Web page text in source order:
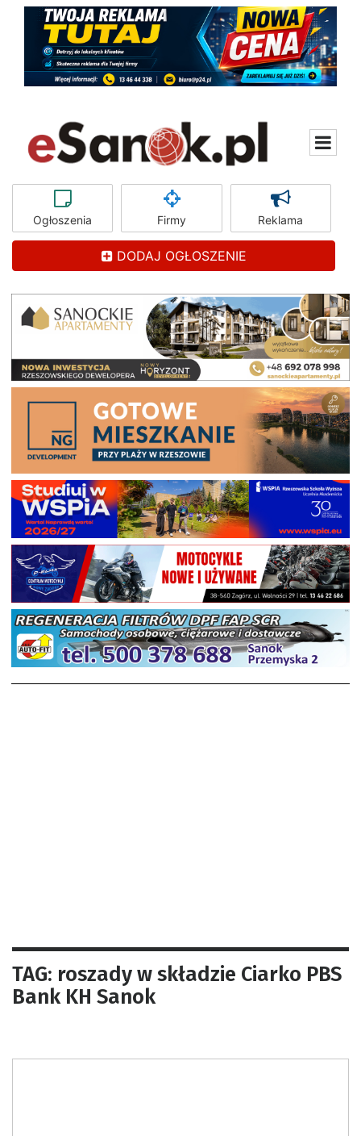
Ogłoszenia Firmy Reklama
DODAJ OGŁOSZENIE
TAG: roszady w składzie Ciarko PBS
Bank KH Sanok